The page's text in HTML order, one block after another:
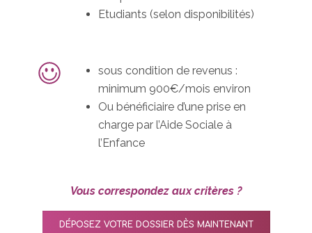
Etudiants (selon disponibilités)
sous condition de revenus :
minimum 900€/mois environ
Ou bénéficiaire d’une prise en
charge par l’Aide Sociale à
l’Enfance
Vous correspondez aux critères ?
DÉPOSEZ VOTRE DOSSIER DÈS MAINTENANT